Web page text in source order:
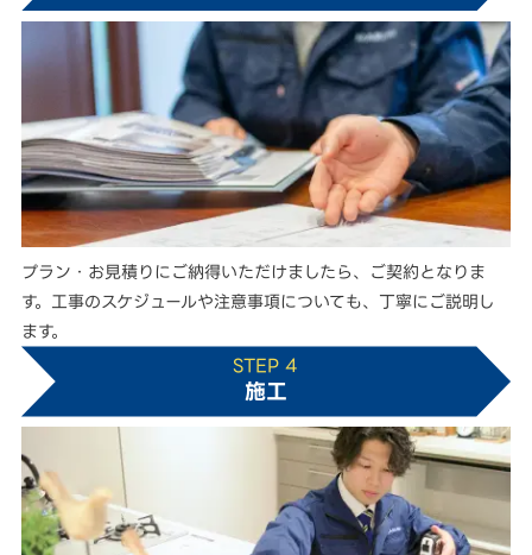
プラン・お見積りにご納得いただけましたら、ご契約となりま
す。工事のスケジュールや注意事項についても、丁寧にご説明し
ます。
STEP 4
施工